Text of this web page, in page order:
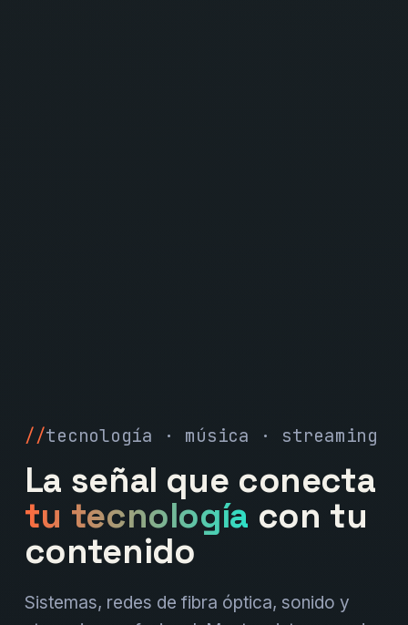
tecnología · música · streaming
La señal que conecta
tu tecnología con tu
contenido
Sistemas, redes de fibra óptica, sonido y